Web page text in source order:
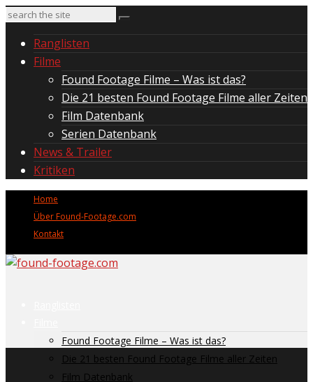
Ranglisten
Filme
Found Footage Filme – Was ist das?
Die 21 besten Found Footage Filme aller Zeiten
Film Datenbank
Serien Datenbank
News & Trailer
Kritiken
Home
Über Found-Footage.com
Kontakt
Found Footage Filme – Was ist das?
Die 21 besten Found Footage Filme aller Zeiten
Film Datenbank